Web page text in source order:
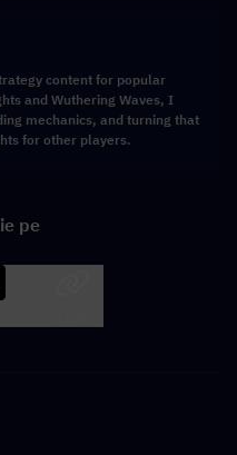
content for popular
and Wuthering Waves, I
mechanics, and turning that
for other players.
pe